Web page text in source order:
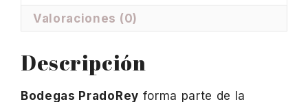
Valoraciones (0)
Descripción
Bodegas PradoRey forma parte de la